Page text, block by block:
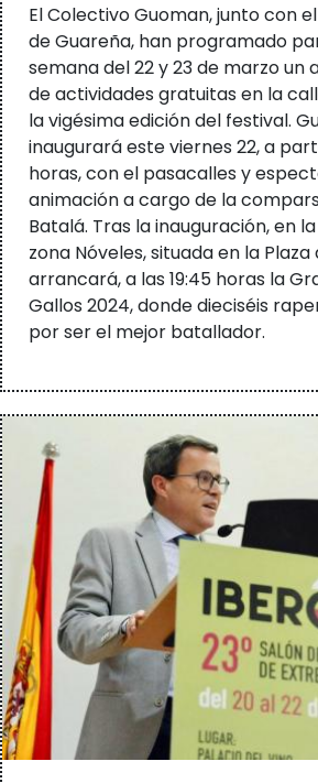
El Colectivo Guoman, junto con
de Guareña, han programado
semana del 22 y 23 de marzo
de actividades gratuitas en la
la vigésima edición del festival.
inaugurará este viernes 22, a
horas, con el pasacalles y
animación a cargo de la
Batalá. Tras la inauguración, en
zona Nóveles, situada en la Plaza
arrancará, a las 19:45 horas la
Gallos 2024, donde dieciséis
por ser el mejor batallador.